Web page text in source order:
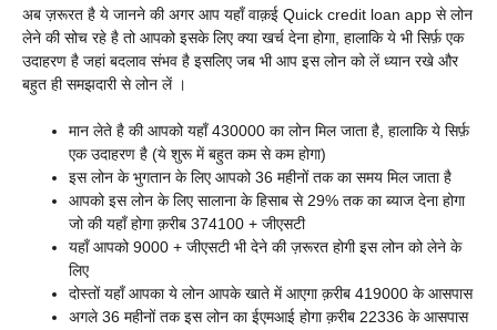
अब ज़रूरत है ये जानने की अगर आप यहाँ वाक़ई Quick credit loan app से लोन
लेने की सोच रहे है तो आपको इसके लिए क्या खर्च देना होगा, हालाकि ये भी सिर्फ़ एक
उदाहरण है जहां बदलाव संभव है इसलिए जब भी आप इस लोन को लें ध्यान रखे और
बहुत ही समझदारी से लोन लें ।
मान लेते है की आपको यहाँ 430000 का लोन मिल जाता है, हालाकि ये सिर्फ़
एक उदाहरण है (ये शुरू में बहुत कम से कम होगा)
इस लोन के भुगतान के लिए आपको 36 महीनों तक का समय मिल जाता है
आपको इस लोन के लिए सालाना के हिसाब से 29% तक का ब्याज देना होगा
जो की यहाँ होगा क़रीब 374100 + जीएसटी
यहाँ आपको 9000 + जीएसटी भी देने की ज़रूरत होगी इस लोन को लेने के
लिए
दोस्तों यहाँ आपका ये लोन आपके खाते में आएगा क़रीब 419000 के आसपास
अगले 36 महीनों तक इस लोन का ईएमआई होगा क़रीब 22336 के आसपास